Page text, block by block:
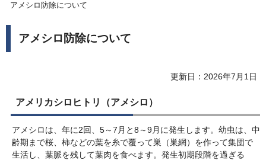
アメシロ防除について
アメシロ防除について
更新日：2026年7月1日
アメリカシロヒトリ（アメシロ）
アメシロは、年に2回、5～7月と8～9月に発生します。幼虫は、中
齢期まで桜、柿などの葉を糸で覆って巣（巣網）を作って集団で
生活し、葉脈を残して葉肉を食べます。発生初期段階を過ぎる